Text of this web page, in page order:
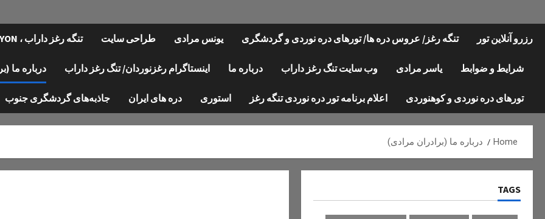
رزرو آنلاین تور تنگه رغز/ عروس دره ها/ تورهای دره نوردی و گردشگری یونس مرادی طراحی سایت تنگه رغز داراب ، REGHZ CANYON
شرایط و ضوابط یاسر مرادی وب سایت تنگ رغز داراب درباره ما اینستاگرام رغزنوردان/ تنگ رغز داراب درباره ما
تورهای دره نوردی و کوهنوردی اعلام برنامه تور دره نوردی تنگه رغز استوری دره های ایران جاذبه‌های گردشگری جنوب
Home درباره ما (برادران مرادی)
TAGS